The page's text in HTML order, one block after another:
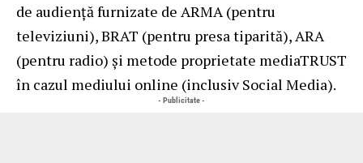
de audienţă furnizate de ARMA (pentru
televiziuni), BRAT (pentru presa tiparită), ARA
(pentru radio) şi metode proprietate mediaTRUST
în cazul mediului online (inclusiv Social Media).
- Publicitate -